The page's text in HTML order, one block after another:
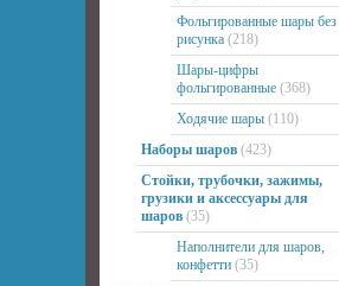
Фольгированные шары без
рисунка (218)
Шары-цифры
фольгированные (368)
Ходячие шары (110)
Наборы шаров (423)
Стойки, трубочки, зажимы,
грузики и аксессуары для
шаров (35)
Наполнители для шаров,
конфетти (35)